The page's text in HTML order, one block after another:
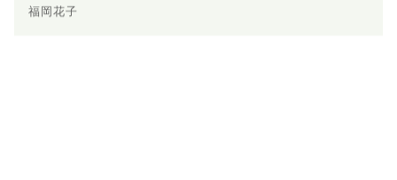
福岡花子